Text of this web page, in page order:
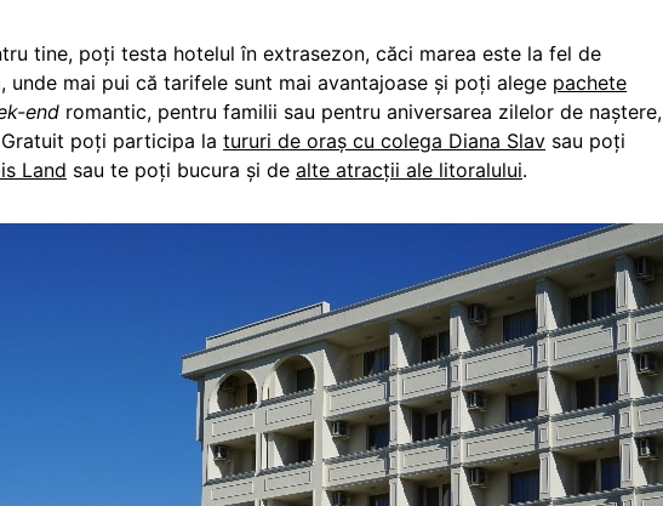
tine, poți testa hotelul în extrasezon, căci marea este la fel de
unde mai pui că tarifele sunt mai avantajoase și poți alege pachete
end romantic, pentru familii sau pentru aniversarea zilelor de naștere,
poți participa la tururi de oraș cu colega Diana Slav sau poți
Land sau te poți bucura și de alte atracții ale litoralului.